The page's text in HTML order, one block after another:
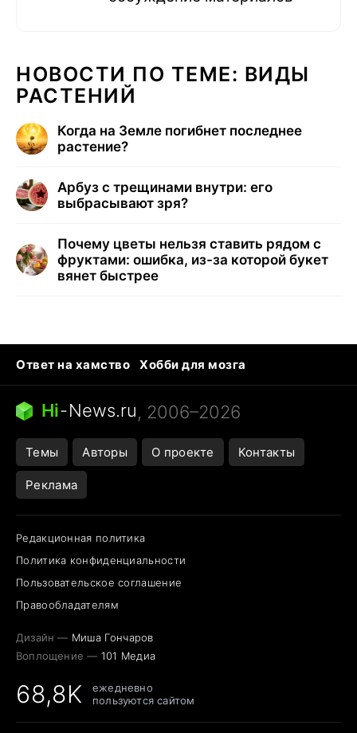
НОВОСТИ ПО ТЕМЕ: ВИДЫ
РАСТЕНИЙ
Когда на Земле погибнет последнее
растение?
Арбуз с трещинами внутри: его
выбрасывают зря?
Почему цветы нельзя ставить рядом с
фруктами: ошибка, из-за которой букет
вянет быстрее
Ответ на хамство
Хобби для мозга
Бензин 100 и 95
Тунцы в океанариуме
Следующая пандемия
Hi-News.ru, 2006–2026
Темы Авторы О проекте Контакты
Реклама
Редакционная политика
Политика конфиденциальности
Пользовательское соглашение
Правообладателям
Дизайн — Миша Гончаров
Воплощение — 101 Медиа
68,8K
ежедневно
пользуются сайтом